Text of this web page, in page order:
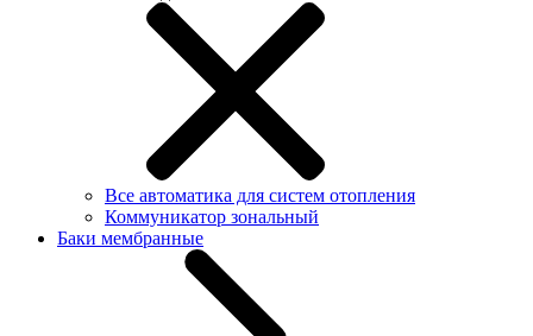
Все автоматика для систем отопления
Коммуникатор зональный
Баки мембранные